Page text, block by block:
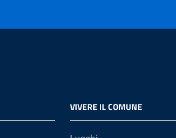
VIVERE IL COMUNE